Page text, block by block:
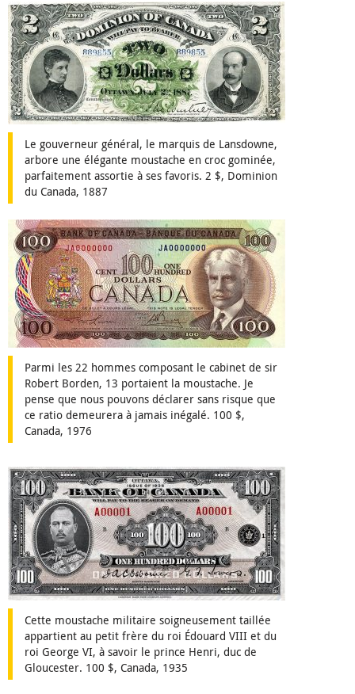
Le gouverneur général, le marquis de Lansdowne,
arbore une élégante moustache en croc gominée,
parfaitement assortie à ses favoris. 2 $, Dominion
du Canada, 1887
Parmi les 22 hommes composant le cabinet de sir
Robert Borden, 13 portaient la moustache. Je
pense que nous pouvons déclarer sans risque que
ce ratio demeurera à jamais inégalé. 100 $,
Canada, 1976
Cette moustache militaire soigneusement taillée
appartient au petit frère du roi Édouard VIII et du
roi George VI, à savoir le prince Henri, duc de
Gloucester. 100 $, Canada, 1935